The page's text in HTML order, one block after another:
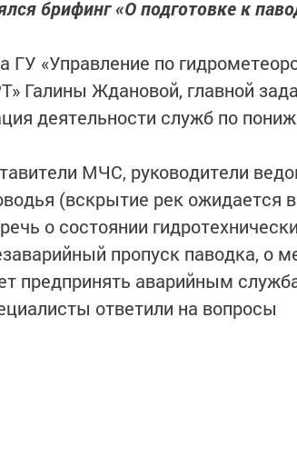
брифинг «О подготовке к
«Управление по
Галины Ждановой, главной
деятельности служб по
МЧС, руководители
(вскрытие рек ожидается
о состоянии
пропуск паводка, о
предпринять аварийным
ответили на вопросы